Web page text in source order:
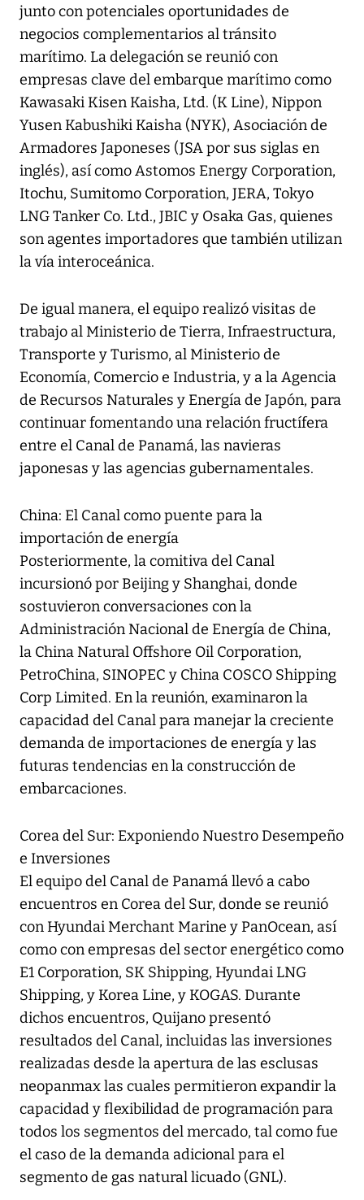
junto con potenciales oportunidades de
negocios complementarios al tránsito
marítimo. La delegación se reunió con
empresas clave del embarque marítimo como
Kawasaki Kisen Kaisha, Ltd. (K Line), Nippon
Yusen Kabushiki Kaisha (NYK), Asociación de
Armadores Japoneses (JSA por sus siglas en
inglés), así como Astomos Energy Corporation,
Itochu, Sumitomo Corporation, JERA, Tokyo
LNG Tanker Co. Ltd., JBIC y Osaka Gas, quienes
son agentes importadores que también utilizan
la vía interoceánica.
De igual manera, el equipo realizó visitas de
trabajo al Ministerio de Tierra, Infraestructura,
Transporte y Turismo, al Ministerio de
Economía, Comercio e Industria, y a la Agencia
de Recursos Naturales y Energía de Japón, para
continuar fomentando una relación fructífera
entre el Canal de Panamá, las navieras
japonesas y las agencias gubernamentales.
China: El Canal como puente para la
importación de energía
Posteriormente, la comitiva del Canal
incursionó por Beijing y Shanghai, donde
sostuvieron conversaciones con la
Administración Nacional de Energía de China,
la China Natural Offshore Oil Corporation,
PetroChina, SINOPEC y China COSCO Shipping
Corp Limited. En la reunión, examinaron la
capacidad del Canal para manejar la creciente
demanda de importaciones de energía y las
futuras tendencias en la construcción de
embarcaciones.
Corea del Sur: Exponiendo Nuestro Desempeño
e Inversiones
El equipo del Canal de Panamá llevó a cabo
encuentros en Corea del Sur, donde se reunió
con Hyundai Merchant Marine y PanOcean, así
como con empresas del sector energético como
E1 Corporation, SK Shipping, Hyundai LNG
Shipping, y Korea Line, y KOGAS. Durante
dichos encuentros, Quijano presentó
resultados del Canal, incluidas las inversiones
realizadas desde la apertura de las esclusas
neopanmax las cuales permitieron expandir la
capacidad y flexibilidad de programación para
todos los segmentos del mercado, tal como fue
el caso de la demanda adicional para el
segmento de gas natural licuado (GNL).